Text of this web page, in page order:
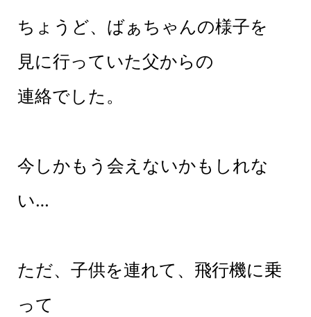
ちょうど、ばぁちゃんの様子を
見に行っていた父からの
連絡でした。
今しかもう会えないかもしれな
い…
ただ、子供を連れて、飛行機に乗
って